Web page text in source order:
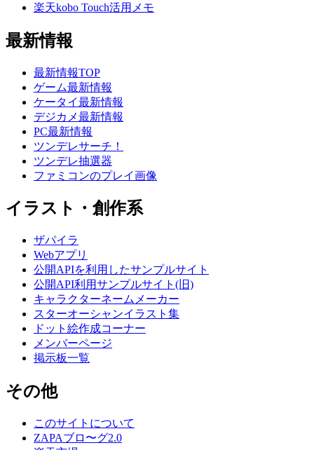
楽天kobo Touch活用メモ
最新情報
最新情報TOP
ゲーム最新情報
ケータイ最新情報
デジカメ最新情報
PC最新情報
ツンデレサーチ！
ツンデレ抽選器
ファミコンのプレイ画像
イラスト・創作系
ザパイラ
Webアプリ
公開APIを利用したサンプルサイト
公開API利用サンプルサイト(旧)
キャラクターネームメーカー
スターオーシャンイラスト集
ドット絵作成コーナー
メンバーページ
掲示板一覧
その他
このサイトについて
ZAPAブロ〜グ2.0